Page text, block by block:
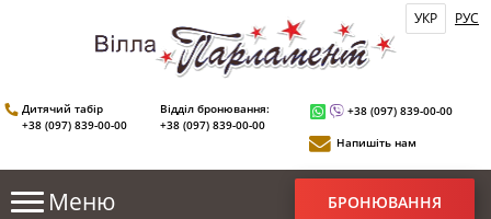
Дитячий табір
+38 (097) 839-00-00
Відділ бронювання:
+38 (097) 839-00-00
+38 (097) 839-00-00
Напишіть нам
УКР РУС
БРОНЮВАННЯ